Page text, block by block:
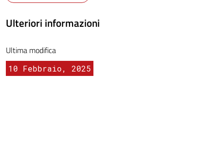
Ulteriori informazioni
Ultima modifica
10 Febbraio, 2025